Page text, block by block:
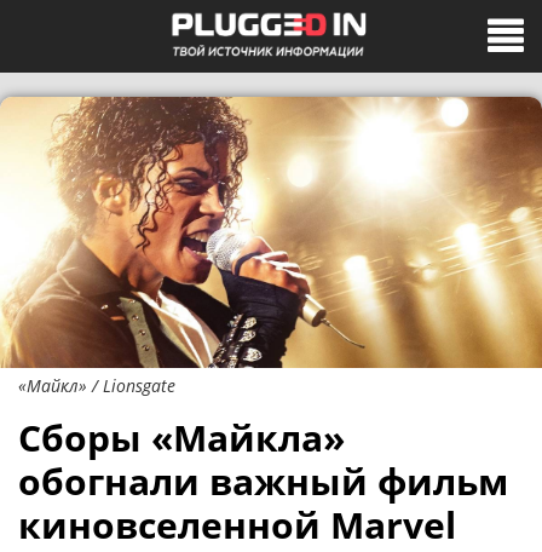
«Майкл» / Lionsgate
Сборы «Майкла»
обогнали важный фильм
киновселенной Marvel